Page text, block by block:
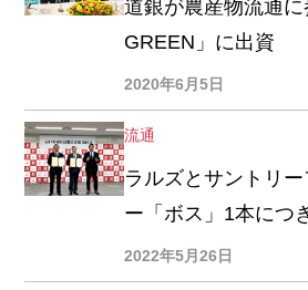
道銀が農産物流通
GREEN」に出資
2020年6月5日
流通
ラルズとサントリ
ー「ボス」1本につ
2022年5月26日